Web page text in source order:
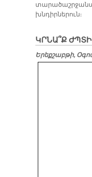
խնդիրներուն։
ԿՐՆԱ՞Ք
Երեքշաբթի,